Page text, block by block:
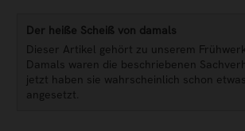
Der heiße Scheiß von damals
Dieser Artikel gehört zu unserem
Damals waren die beschriebenen
jetzt haben sie wahrscheinlich schon
angesetzt.